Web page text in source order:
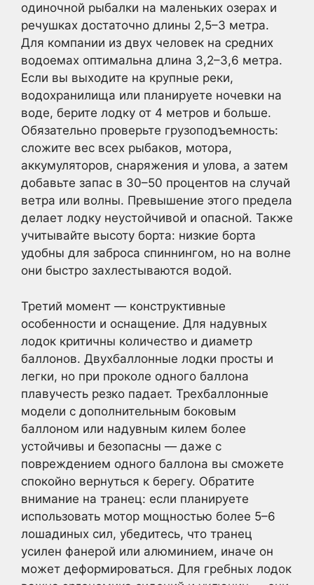
одиночной рыбалки на маленьких озерах и
речушках достаточно длины 2,5–3 метра.
Для компании из двух человек на средних
водоемах оптимальна длина 3,2–3,6 метра.
Если вы выходите на крупные реки,
водохранилища или планируете ночевки на
воде, берите лодку от 4 метров и больше.
Обязательно проверьте грузоподъемность:
сложите вес всех рыбаков, мотора,
аккумуляторов, снаряжения и улова, а затем
добавьте запас в 30–50 процентов на случай
ветра или волны. Превышение этого предела
делает лодку неустойчивой и опасной. Также
учитывайте высоту борта: низкие борта
удобны для заброса спиннингом, но на волне
они быстро захлестываются водой.
Третий момент — конструктивные
особенности и оснащение. Для надувных
лодок критичны количество и диаметр
баллонов. Двухбаллонные лодки просты и
легки, но при проколе одного баллона
плавучесть резко падает. Трехбаллонные
модели с дополнительным боковым
баллоном или надувным килем более
устойчивы и безопасны — даже с
повреждением одного баллона вы сможете
спокойно вернуться к берегу. Обратите
внимание на транец: если планируете
использовать мотор мощностью более 5–6
лошадиных сил, убедитесь, что транец
усилен фанерой или алюминием, иначе он
может деформироваться. Для гребных лодок